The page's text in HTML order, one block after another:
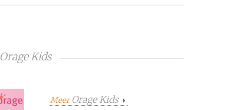
Orage Kids
MeerOrage Kids